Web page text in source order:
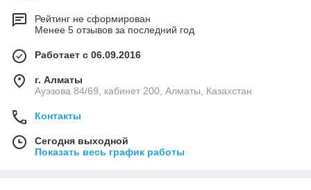
Рейтинг не сформирован
Менее 5 отзывов за последний год
Работает с 06.09.2016
г. Алматы
Ауэзова 84/69, кабинет 200, Алматы, Казахстан
Контакты
Сегодня выходной
Показать весь график работы